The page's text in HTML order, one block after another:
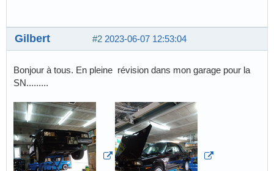
#2 2023-06-07 12:53:04
Gilbert
Bonjour à tous. En pleine révision dans mon garage pour la
SN.........